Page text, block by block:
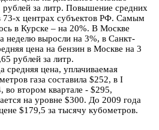
рублей за литр. Повышение средних
73-х центрах субъектов РФ. Самым
в Курске – на 20%. В Москве
неделю выросли на 3%, в Санкт-
цена на бензин в Москве на 3
рублей за литр.
средняя цена, уплачиваемая
газа составила $252, в I
во втором квартале - $295,
на уровне $300. До 2009 года
$179,5 за тысячу кубометров.